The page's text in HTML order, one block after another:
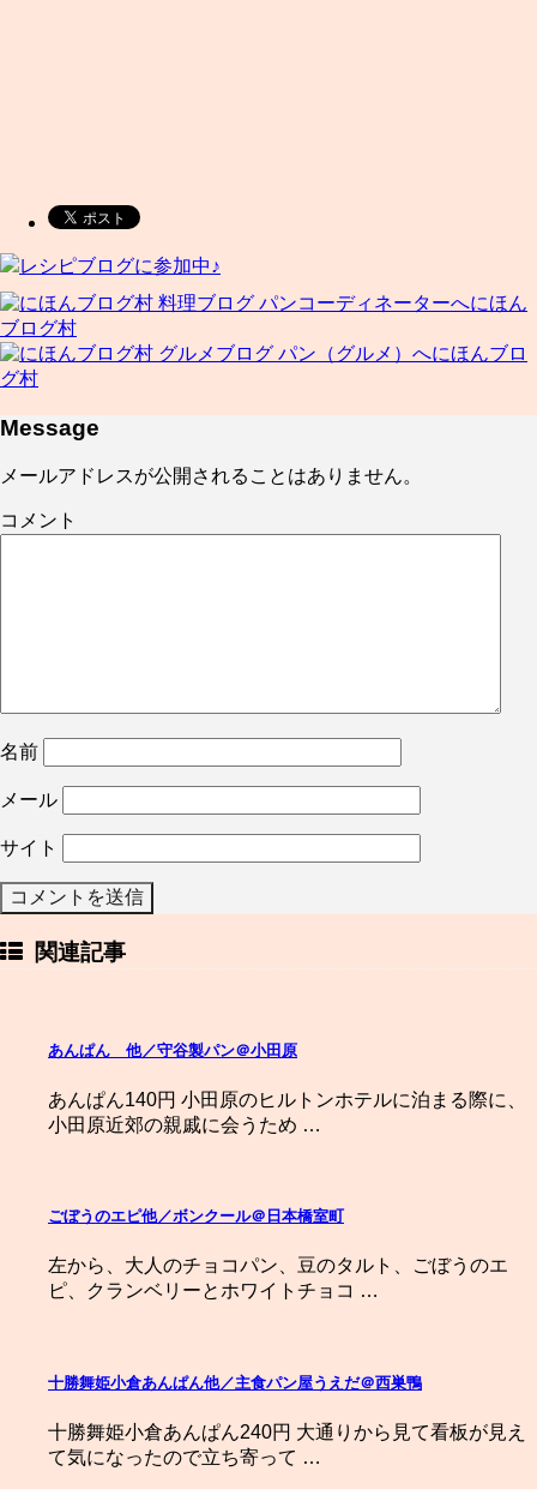
レシピブログに参加中♪
にほん
ブログ村
にほんブロ
グ村
Message
メールアドレスが公開されることはありません。
コメント
名前
メール
サイト
関連記事
あんぱん 他／守谷製パン＠小田原
あんぱん140円 小田原のヒルトンホテルに泊まる際に、
小田原近郊の親戚に会うため …
ごぼうのエピ他／ボンクール＠日本橋室町
左から、大人のチョコパン、豆のタルト、ごぼうのエ
ピ、クランベリーとホワイトチョコ …
十勝舞姫小倉あんぱん他／主食パン屋うえだ＠西巣鴨
十勝舞姫小倉あんぱん240円 大通りから見て看板が見え
て気になったので立ち寄って …